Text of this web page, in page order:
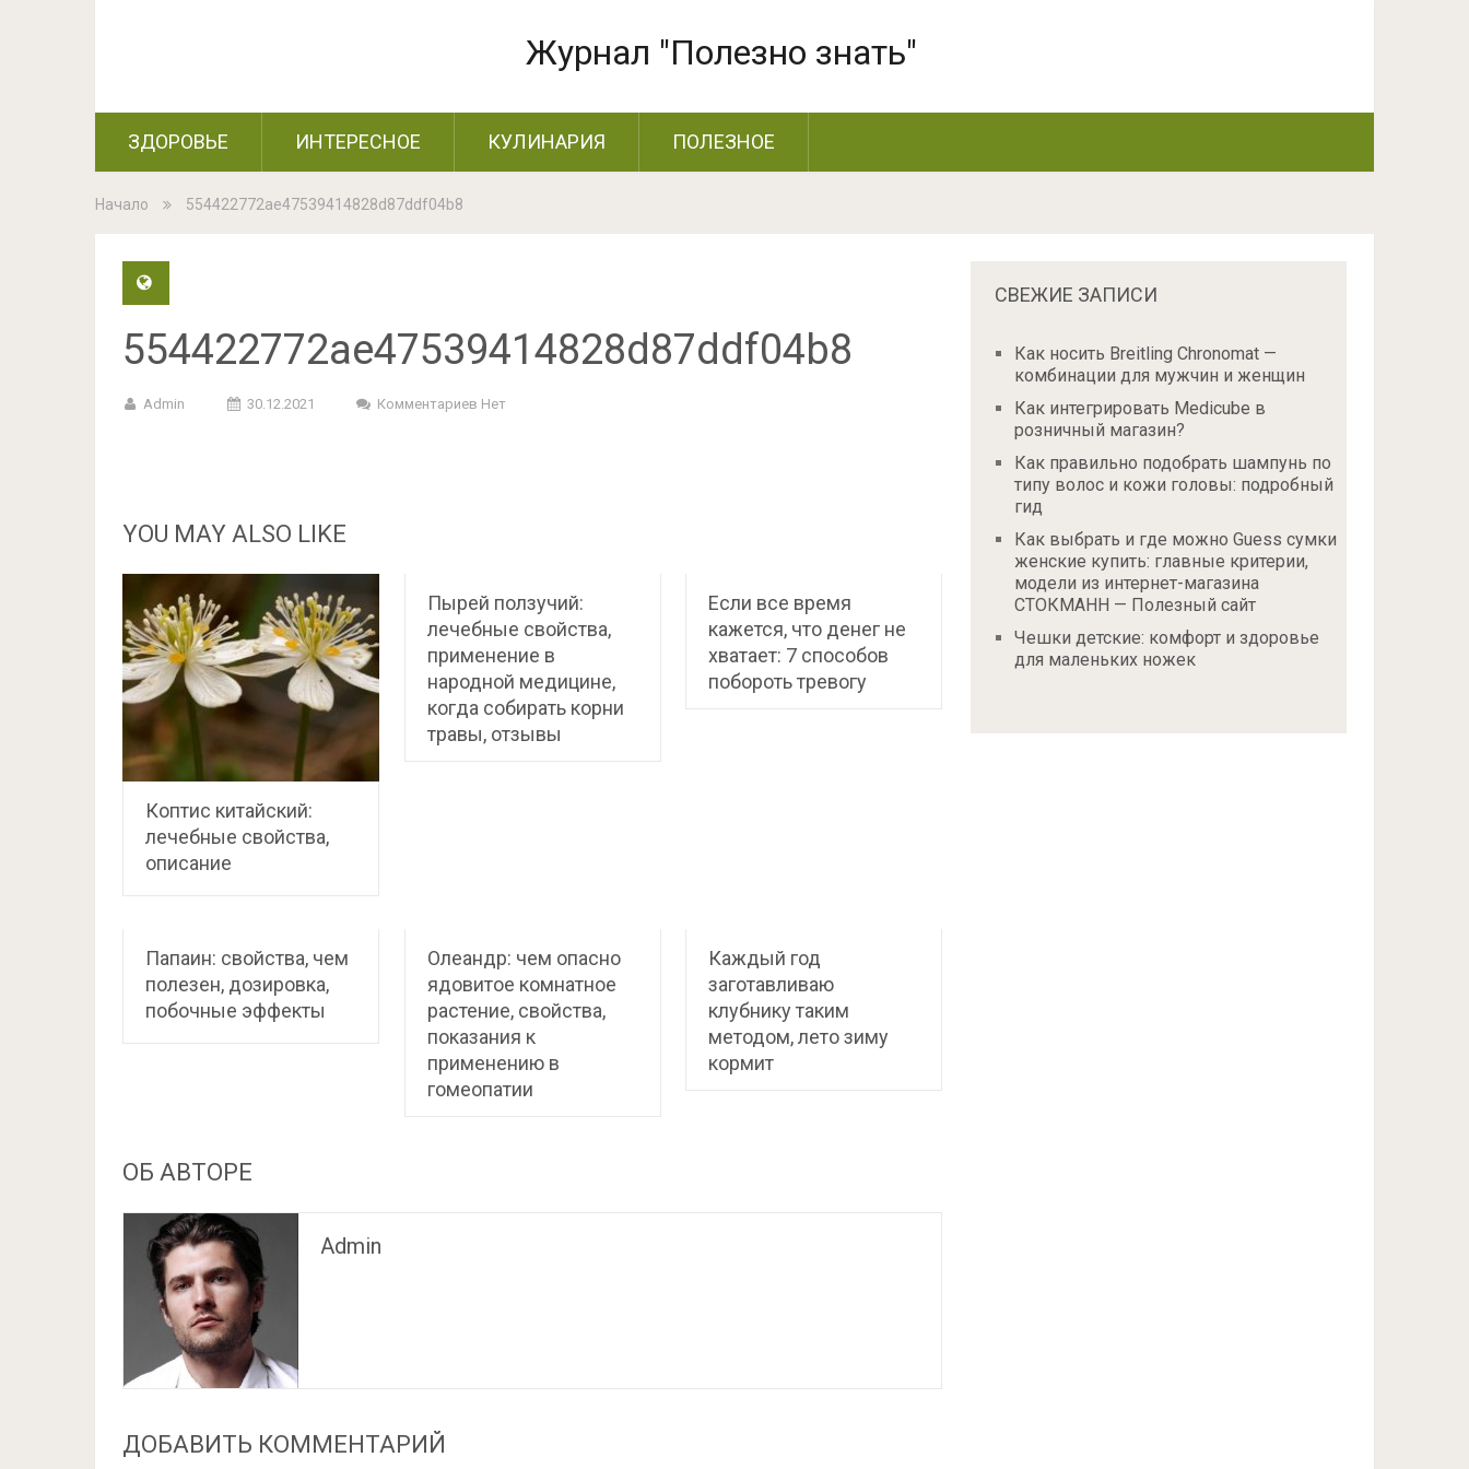
Журнал "Полезно знать"
ЗДОРОВЬЕ ИНТЕРЕСНОЕ КУЛИНАРИЯ ПОЛЕЗНОЕ
Начало 554422772ae47539414828d87ddf04b8
554422772ae47539414828d87ddf04b8
Admin 30.12.2021 Комментариев Нет
YOU MAY ALSO LIKE
Коптис китайский:
лечебные свойства,
описание
Пырей ползучий:
лечебные свойства,
применение в
народной медицине,
когда собирать корни
травы, отзывы
Если все время
кажется, что денег не
хватает: 7 способов
побороть тревогу
Папаин: свойства, чем
полезен, дозировка,
побочные эффекты
Олеандр: чем опасно
ядовитое комнатное
растение, свойства,
показания к
применению в
гомеопатии
Каждый год
заготавливаю
клубнику таким
методом, лето зиму
кормит
ОБ АВТОРЕ
Admin
ДОБАВИТЬ КОММЕНТАРИЙ
СВЕЖИЕ ЗАПИСИ
Как носить Breitling Chronomat —
комбинации для мужчин и женщин
Как интегрировать Medicube в
розничный магазин?
Как правильно подобрать шампунь по
типу волос и кожи головы: подробный
гид
Как выбрать и где можно Guess сумки
женские купить: главные критерии,
модели из интернет-магазина
СТОКМАНН — Полезный сайт
Чешки детские: комфорт и здоровье
для маленьких ножек